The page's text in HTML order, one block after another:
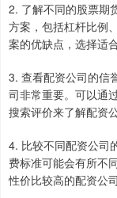
2. 了解不同的股票期
方案，包括杠杆比例
案的优缺点，选择适
3. 查看配资公司的信
司非常重要。可以通
搜索评价来了解配资
4. 比较不同配资公司
费标准可能会有所不
性价比较高的配资公司